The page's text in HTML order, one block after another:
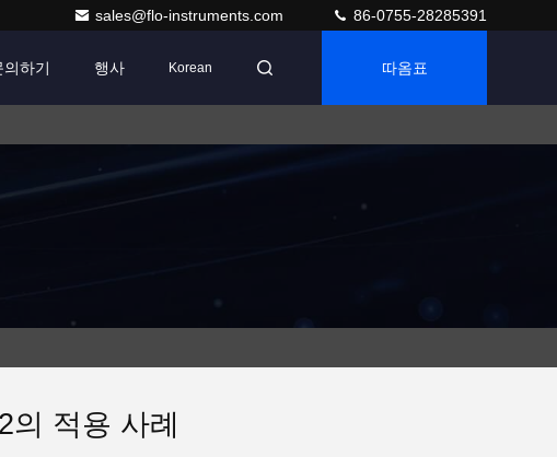
sales@flo-instruments.com 86-0755-28285391
의하기 행사 Korean 따옴표
적용 사례